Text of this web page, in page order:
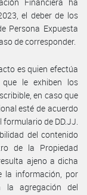
el deber de los
Persona Expuesta
de corresponder.
es quien efectúa
le exhiben los
en caso que
esté de acuerdo
de DD.JJ.
del contenido
de la Propiedad
ajeno a dicha
la información, por
agregación del